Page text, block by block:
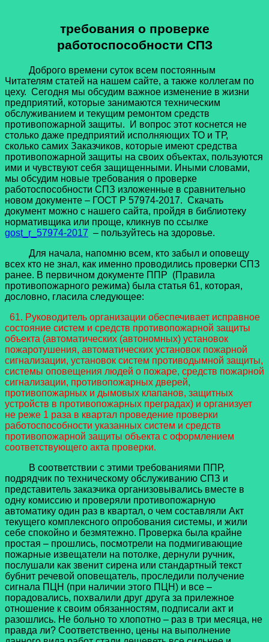
требования о проверке
работоспособности СПЗ
Доброго времени суток всем постоянным
Читателям статей на нашем сайте, а также коллегам по
цеху. Сегодня мы обсудим важное изменение в жизни
предприятий, которые занимаются техническим
обслуживанием и текущим ремонтом средств
противопожарной защиты. И вопрос этот коснется не
столько даже предприятий исполняющих ТО и ТР,
сколько самих Заказчиков, которые имеют средства
противопожарной защиты на своих объектах, пользуются
ими и чувствуют себя защищенными. Иными словами,
мы обсудим новые требования о проверке
работоспособности СПЗ изложенные в сравнительно
новом документе – ГОСТ Р 57974-2017. Скачать
документ можно с нашего сайта, пройдя в библиотеку
нормативщика или проще, кликнув по ссылке
gost_r_57974-2017 – пользуйтесь на здоровье.
Для начала, напомню всем, кто забыл и оповещу
всех кто не знал, как именно проводились проверки СПЗ
ранее. В первичном документе ППР (Правила
противопожарного режима) была статья 61, которая,
дословно, гласила следующее:
61. Руководитель организации обеспечивает исправное
состояние систем и средств противопожарной защиты
объекта (автоматических (автономных) установок
пожаротушения, автоматических установок пожарной
сигнализации, установок систем противодымной защиты,
системы оповещения людей о пожаре, средств пожарной
сигнализации, противопожарных дверей,
противопожарных и дымовых клапанов, защитных
устройств в противопожарных преградах) и организует
не реже 1 раза в квартал проведение проверки
работоспособности указанных систем и средств
противопожарной защиты объекта с оформлением
соответствующего акта проверки.
В соответствии с этими требованиями ППР,
подрядчик по техническому обслуживанию СПЗ и
представитель заказчика организовывались вместе в
одну комиссию и проверяли противопожарную
автоматику один раз в квартал, о чем составляли Акт
текущего комплексного опробования системы, и жили
себе спокойно и безмятежно. Проверка была крайне
простая – прошлись, посмотрели на подмигивающие
пожарные извещатели на потолке, дернули ручник,
послушали как звенит сирена или стандартный текст
бубнит речевой оповещатель, проследили получение
сигнала ПЦН (при наличии этого ПЦН) и все –
порадовались, похвалили друг друга за прилежное
отношение к своим обязанностям, подписали акт и
разошлись. Не больно то хлопотно – раз в три месяца, не
правда ли? Соответственно, цены на выполнение